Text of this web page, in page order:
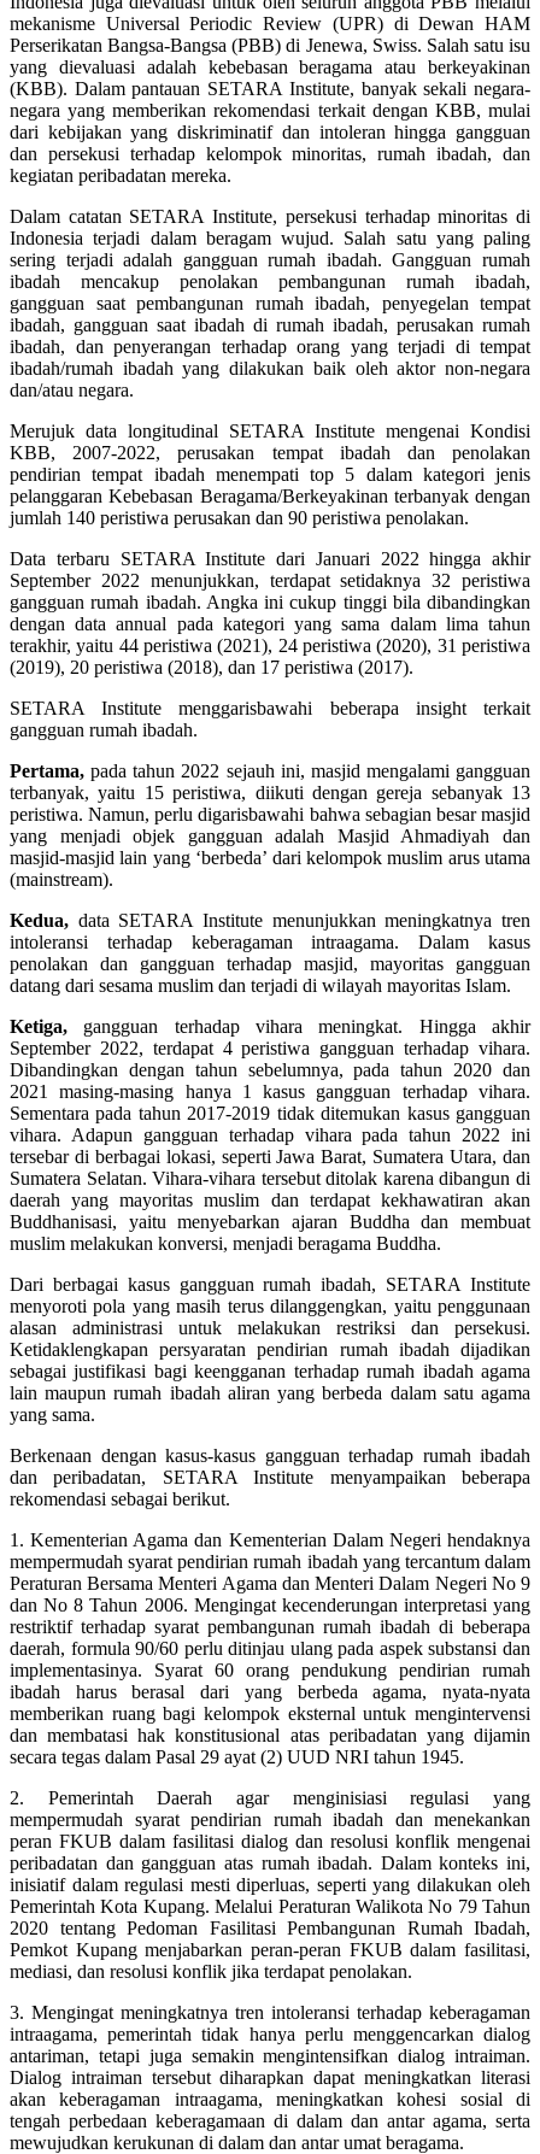
mekanisme Universal Periodic Review (UPR) di Dewan HAM
Perserikatan Bangsa-Bangsa (PBB) di Jenewa, Swiss. Salah satu isu
yang dievaluasi adalah kebebasan beragama atau berkeyakinan
(KBB). Dalam pantauan SETARA Institute, banyak sekali negara-
negara yang memberikan rekomendasi terkait dengan KBB, mulai
dari kebijakan yang diskriminatif dan intoleran hingga gangguan
dan persekusi terhadap kelompok minoritas, rumah ibadah, dan
kegiatan peribadatan mereka.
Dalam catatan SETARA Institute, persekusi terhadap minoritas di
Indonesia terjadi dalam beragam wujud. Salah satu yang paling
sering terjadi adalah gangguan rumah ibadah. Gangguan rumah
ibadah mencakup penolakan pembangunan rumah ibadah,
gangguan saat pembangunan rumah ibadah, penyegelan tempat
ibadah, gangguan saat ibadah di rumah ibadah, perusakan rumah
ibadah, dan penyerangan terhadap orang yang terjadi di tempat
ibadah/rumah ibadah yang dilakukan baik oleh aktor non-negara
dan/atau negara.
Merujuk data longitudinal SETARA Institute mengenai Kondisi
KBB, 2007-2022, perusakan tempat ibadah dan penolakan
pendirian tempat ibadah menempati top 5 dalam kategori jenis
pelanggaran Kebebasan Beragama/Berkeyakinan terbanyak dengan
jumlah 140 peristiwa perusakan dan 90 peristiwa penolakan.
Data terbaru SETARA Institute dari Januari 2022 hingga akhir
September 2022 menunjukkan, terdapat setidaknya 32 peristiwa
gangguan rumah ibadah. Angka ini cukup tinggi bila dibandingkan
dengan data annual pada kategori yang sama dalam lima tahun
terakhir, yaitu 44 peristiwa (2021), 24 peristiwa (2020), 31 peristiwa
(2019), 20 peristiwa (2018), dan 17 peristiwa (2017).
SETARA Institute menggarisbawahi beberapa insight terkait
gangguan rumah ibadah.
Pertama, pada tahun 2022 sejauh ini, masjid mengalami gangguan
terbanyak, yaitu 15 peristiwa, diikuti dengan gereja sebanyak 13
peristiwa. Namun, perlu digarisbawahi bahwa sebagian besar masjid
yang menjadi objek gangguan adalah Masjid Ahmadiyah dan
masjid-masjid lain yang ‘berbeda’ dari kelompok muslim arus utama
(mainstream).
Kedua, data SETARA Institute menunjukkan meningkatnya tren
intoleransi terhadap keberagaman intraagama. Dalam kasus
penolakan dan gangguan terhadap masjid, mayoritas gangguan
datang dari sesama muslim dan terjadi di wilayah mayoritas Islam.
Ketiga, gangguan terhadap vihara meningkat. Hingga akhir
September 2022, terdapat 4 peristiwa gangguan terhadap vihara.
Dibandingkan dengan tahun sebelumnya, pada tahun 2020 dan
2021 masing-masing hanya 1 kasus gangguan terhadap vihara.
Sementara pada tahun 2017-2019 tidak ditemukan kasus gangguan
vihara. Adapun gangguan terhadap vihara pada tahun 2022 ini
tersebar di berbagai lokasi, seperti Jawa Barat, Sumatera Utara, dan
Sumatera Selatan. Vihara-vihara tersebut ditolak karena dibangun di
daerah yang mayoritas muslim dan terdapat kekhawatiran akan
Buddhanisasi, yaitu menyebarkan ajaran Buddha dan membuat
muslim melakukan konversi, menjadi beragama Buddha.
Dari berbagai kasus gangguan rumah ibadah, SETARA Institute
menyoroti pola yang masih terus dilanggengkan, yaitu penggunaan
alasan administrasi untuk melakukan restriksi dan persekusi.
Ketidaklengkapan persyaratan pendirian rumah ibadah dijadikan
sebagai justifikasi bagi keengganan terhadap rumah ibadah agama
lain maupun rumah ibadah aliran yang berbeda dalam satu agama
yang sama.
Berkenaan dengan kasus-kasus gangguan terhadap rumah ibadah
dan peribadatan, SETARA Institute menyampaikan beberapa
rekomendasi sebagai berikut.
1. Kementerian Agama dan Kementerian Dalam Negeri hendaknya
mempermudah syarat pendirian rumah ibadah yang tercantum dalam
Peraturan Bersama Menteri Agama dan Menteri Dalam Negeri No 9
dan No 8 Tahun 2006. Mengingat kecenderungan interpretasi yang
restriktif terhadap syarat pembangunan rumah ibadah di beberapa
daerah, formula 90/60 perlu ditinjau ulang pada aspek substansi dan
implementasinya. Syarat 60 orang pendukung pendirian rumah
ibadah harus berasal dari yang berbeda agama, nyata-nyata
memberikan ruang bagi kelompok eksternal untuk mengintervensi
dan membatasi hak konstitusional atas peribadatan yang dijamin
secara tegas dalam Pasal 29 ayat (2) UUD NRI tahun 1945.
2. Pemerintah Daerah agar menginisiasi regulasi yang
mempermudah syarat pendirian rumah ibadah dan menekankan
peran FKUB dalam fasilitasi dialog dan resolusi konflik mengenai
peribadatan dan gangguan atas rumah ibadah. Dalam konteks ini,
inisiatif dalam regulasi mesti diperluas, seperti yang dilakukan oleh
Pemerintah Kota Kupang. Melalui Peraturan Walikota No 79 Tahun
2020 tentang Pedoman Fasilitasi Pembangunan Rumah Ibadah,
Pemkot Kupang menjabarkan peran-peran FKUB dalam fasilitasi,
mediasi, dan resolusi konflik jika terdapat penolakan.
3. Mengingat meningkatnya tren intoleransi terhadap keberagaman
intraagama, pemerintah tidak hanya perlu menggencarkan dialog
antariman, tetapi juga semakin mengintensifkan dialog intraiman.
Dialog intraiman tersebut diharapkan dapat meningkatkan literasi
akan keberagaman intraagama, meningkatkan kohesi sosial di
tengah perbedaan keberagamaan di dalam dan antar agama, serta
mewujudkan kerukunan di dalam dan antar umat beragama.